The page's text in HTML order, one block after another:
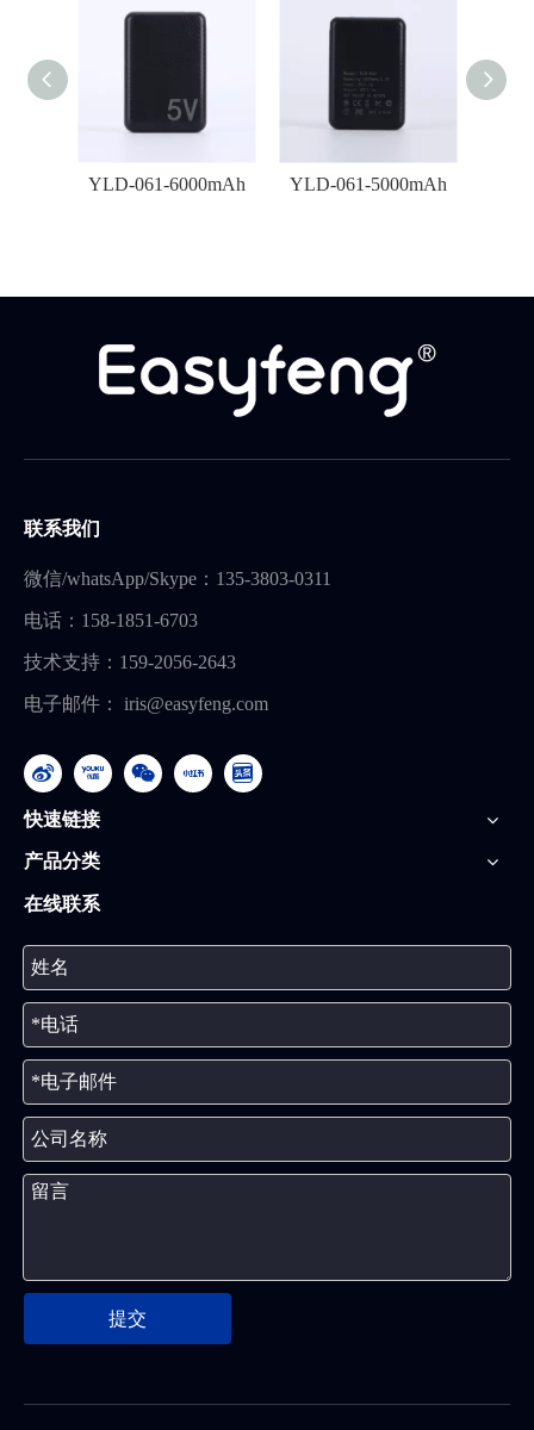
YLD-061-6000mAh YLD-061-5000mAh
联系我们
微信/whatsApp/Skype：135-3803-0311
电话：158-1851-6703
技术支持：159-2056-2643
电子邮件： iris@easyfeng.com
快速链接
产品分类
在线联系
提交